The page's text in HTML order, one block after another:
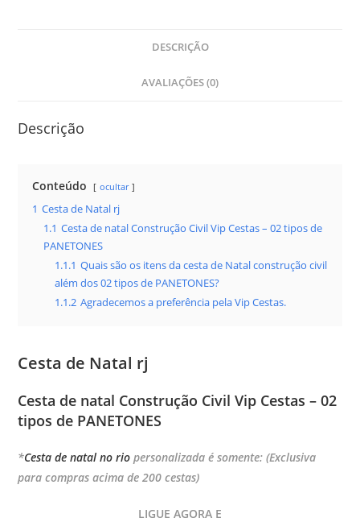
DESCRIÇÃO
AVALIAÇÕES (0)
Descrição
Conteúdo ocultar
1 Cesta de Natal rj
1.1 Cesta de natal Construção Civil Vip Cestas – 02 tipos de
PANETONES
1.1.1 Quais são os itens da cesta de Natal construção civil
além dos 02 tipos de PANETONES?
1.1.2 Agradecemos a preferência pela Vip Cestas.
Cesta de Natal rj
Cesta de natal Construção Civil Vip Cestas – 02
tipos de PANETONES
*Cesta de natal no rio personalizada é somente: (Exclusiva
para compras acima de 200 cestas)
LIGUE AGORA E